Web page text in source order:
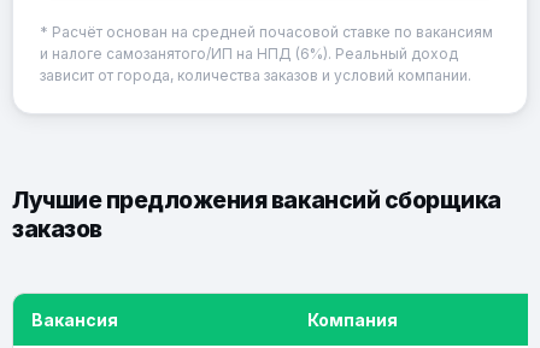
* Расчёт основан на средней почасовой ставке по вакансиям
и налоге самозанятого/ИП на НПД (6%). Реальный доход
зависит от города, количества заказов и условий компании.
Лучшие предложения вакансий сборщика
заказов
Вакансия Компания